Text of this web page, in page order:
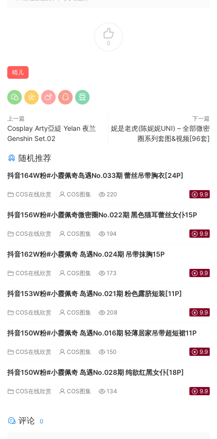
0
晴儿
上一篇
Cosplay Arty亞緹 Yelan 夜兰
Genshin Set.02
下一篇
妮是老虎(陈妮妮UNI) – 全部微密
圈系列套图&视频[96套]
随机推荐
抖音164W粉#小霞佩奇岛遇No.033期 蕾丝吊带胸衣[24P]
COS在线欣赏 COS图集 220 9.9
抖音156W粉#小霞佩奇微密圈No.022期 黑色猫耳蕾丝女仆15P
COS在线欣赏 COS图集 194 9.9
抖音162W粉#小霞佩奇 岛遇No.024期 吊带抹胸15P
COS在线欣赏 COS图集 173 9.9
抖音153W粉#小霞佩奇 岛遇No.021期 粉色露脐短装[11P]
COS在线欣赏 COS图集 208 9.9
抖音150W粉#小霞佩奇 岛遇No.016期 轻薄居家吊带超短裙11P
COS在线欣赏 COS图集 150 9.9
抖音150W粉#小霞佩奇 岛遇No.028期 纯欲红黑女仆[18P]
COS在线欣赏 COS图集 134 9.9
评论 0